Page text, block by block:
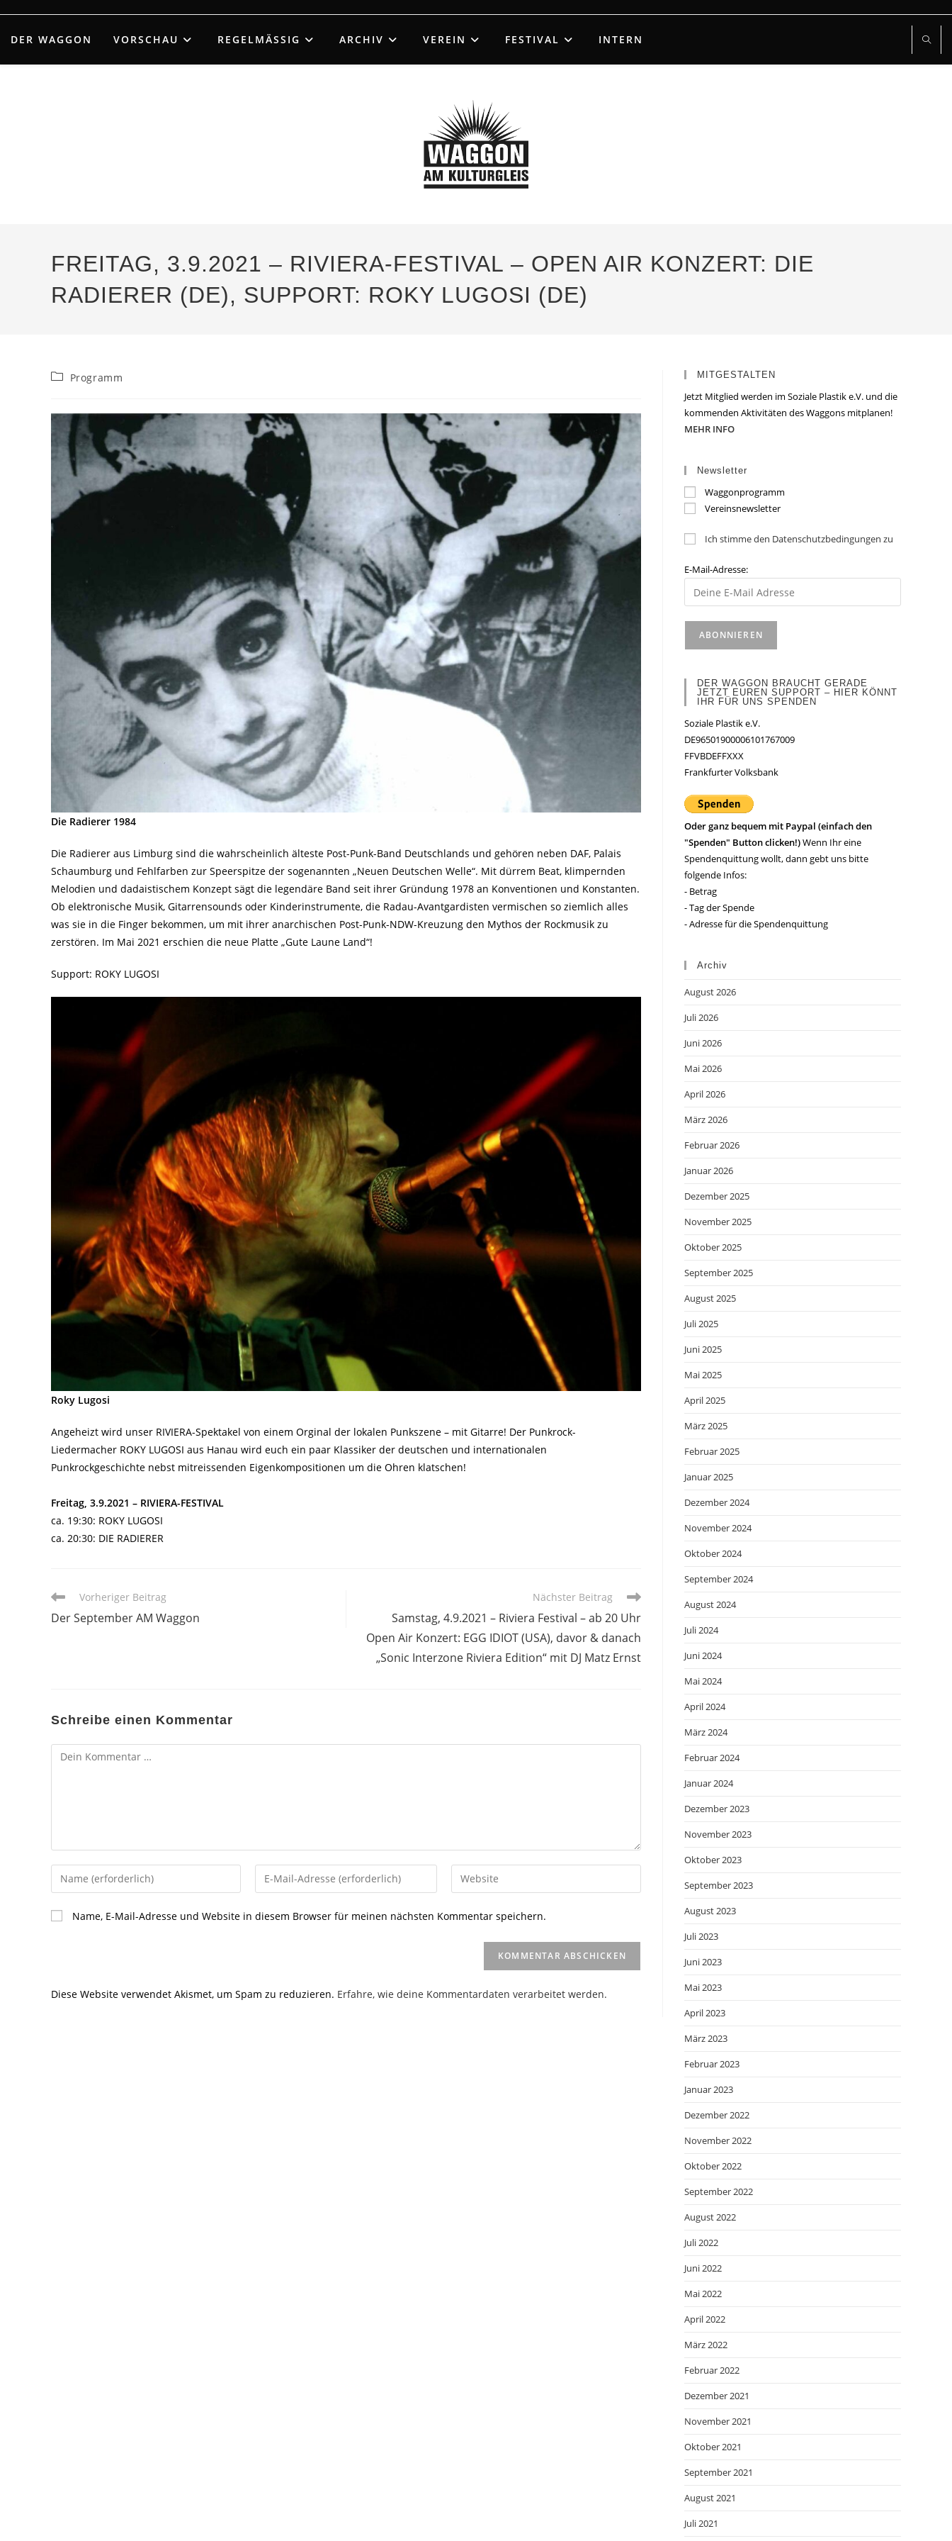
springen
DER WAGGON VORSCHAU REGELMÄSSIG ARCHIV VEREIN FESTIVAL INTERN
FREITAG, 3.9.2021 – RIVIERA-FESTIVAL – OPEN AIR KONZERT: DIE
RADIERER (DE), SUPPORT: ROKY LUGOSI (DE)
Beitrags-
Programm
Die Radierer 1984
Die Radierer aus Limburg sind die wahrscheinlich älteste Post-Punk-Band Deutschlands und gehören neben DAF, Palais
Schaumburg und Fehlfarben zur Speerspitze der sogenannten „Neuen Deutschen Welle“. Mit dürrem Beat, klimpernden
Melodien und dadaistischem Konzept sägt die legendäre Band seit ihrer Gründung 1978 an Konventionen und Konstanten.
Ob elektronische Musik, Gitarrensounds oder Kinderinstrumente, die Radau-Avantgardisten vermischen so ziemlich alles
was sie in die Finger bekommen, um mit ihrer anarchischen Post-Punk-NDW-Kreuzung den Mythos der Rockmusik zu
zerstören. Im Mai 2021 erschien die neue Platte „Gute Laune Land“!
Support: ROKY LUGOSI
Roky Lugosi
Angeheizt wird unser RIVIERA-Spektakel von einem Orginal der lokalen Punkszene – mit Gitarre! Der Punkrock-
Liedermacher ROKY LUGOSI aus Hanau wird euch ein paar Klassiker der deutschen und internationalen
Punkrockgeschichte nebst mitreissenden Eigenkompositionen um die Ohren klatschen!
Freitag, 3.9.2021 – RIVIERA-FESTIVAL
ca. 19:30: ROKY LUGOSI
ca. 20:30: DIE RADIERER
Weitere
ansehen
Vorheriger Beitrag
Der September AM Waggon
Nächster Beitrag
Samstag, 4.9.2021 – Riviera Festival – ab 20 Uhr
Open Air Konzert: EGG IDIOT (USA), davor & danach
„Sonic Interzone Riviera Edition“ mit DJ Matz Ernst
Schreibe einen Kommentar
Kommentar
Gib
deinen
Namen
oder
ein
Gib
deine
ein
Gib
deine
Name, E-Mail-Adresse und Website in diesem Browser für meinen nächsten Kommentar speichern.
Diese Website verwendet Akismet, um Spam zu reduzieren. Erfahre, wie deine Kommentardaten verarbeitet werden.
MITGESTALTEN
Jetzt Mitglied werden im Soziale Plastik e.V. und die
kommenden Aktivitäten des Waggons mitplanen!
MEHR INFO
Newsletter
Waggonprogramm
Vereinsnewsletter
Ich stimme den Datenschutzbedingungen zu
E-Mail-Adresse:
DER WAGGON BRAUCHT GERADE
JETZT EUREN SUPPORT – HIER KÖNNT
IHR FÜR UNS SPENDEN
Soziale Plastik e.V.
DE96501900006101767009
FFVBDEFFXXX
Frankfurter Volksbank
Oder ganz bequem mit Paypal (einfach den
"Spenden" Button clicken!)Wenn Ihr eine
Spendenquittung wollt, dann gebt uns bitte
folgende Infos:
- Betrag
- Tag der Spende
- Adresse für die Spendenquittung
Archiv
August 2026
Juli 2026
Juni 2026
Mai 2026
April 2026
März 2026
Februar 2026
Januar 2026
Dezember 2025
November 2025
Oktober 2025
September 2025
August 2025
Juli 2025
Juni 2025
Mai 2025
April 2025
März 2025
Februar 2025
Januar 2025
Dezember 2024
November 2024
Oktober 2024
September 2024
August 2024
Juli 2024
Juni 2024
Mai 2024
April 2024
März 2024
Februar 2024
Januar 2024
Dezember 2023
November 2023
Oktober 2023
September 2023
August 2023
Juli 2023
Juni 2023
Mai 2023
April 2023
März 2023
Februar 2023
Januar 2023
Dezember 2022
November 2022
Oktober 2022
September 2022
August 2022
Juli 2022
Juni 2022
Mai 2022
April 2022
März 2022
Februar 2022
Dezember 2021
November 2021
Oktober 2021
September 2021
August 2021
Juli 2021